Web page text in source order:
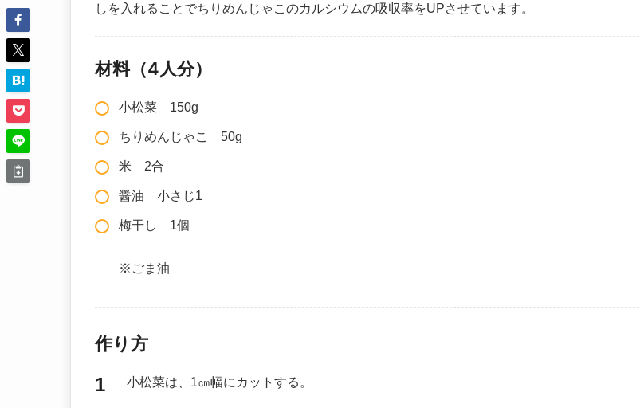
しを入れることでちりめんじゃこのカルシウムの吸収率をUPさせています。
材料（4人分）
小松菜 150g
ちりめんじゃこ 50g
米 2合
醤油 小さじ1
梅干し 1個
※ごま油
作り方
小松菜は、1㎝幅にカットする。